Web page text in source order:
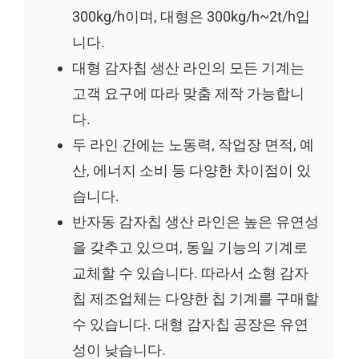
300kg/h이며, 대형은 300kg/h~2t/h입
니다.
대형 감자칩 생산 라인의 모든 기계는
고객 요구에 따라 맞춤 제작 가능합니
다.
두 라인 간에는 노동력, 작업장 면적, 예
산, 에너지 소비 등 다양한 차이점이 있
습니다.
반자동 감자칩 생산 라인은 높은 유연성
을 갖추고 있으며, 동일 기능의 기계로
교체할 수 있습니다. 따라서 소형 감자
칩 제조업체는 다양한 칩 기계를 구매할
수 있습니다. 대형 감자칩 공장은 유연
성이 낮습니다.